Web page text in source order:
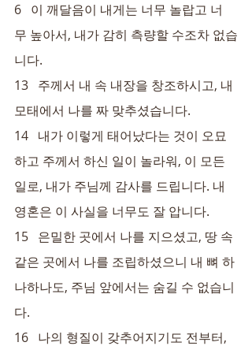
6   이 깨달음이 내게는 너무 놀랍고 너
무 높아서, 내가 감히 측량할 수조차 없습
니다.
13   주께서 내 속 내장을 창조하시고, 내
모태에서 나를 짜 맞추셨습니다.
14   내가 이렇게 태어났다는 것이 오묘
하고 주께서 하신 일이 놀라워, 이 모든
일로, 내가 주님께 감사를 드립니다. 내
영혼은 이 사실을 너무도 잘 압니다.
15   은밀한 곳에서 나를 지으셨고, 땅 속
같은 곳에서 나를 조립하셨으니 내 뼈 하
나하나도, 주님 앞에서는 숨길 수 없습니
다.
16   나의 형질이 갖추어지기도 전부터,